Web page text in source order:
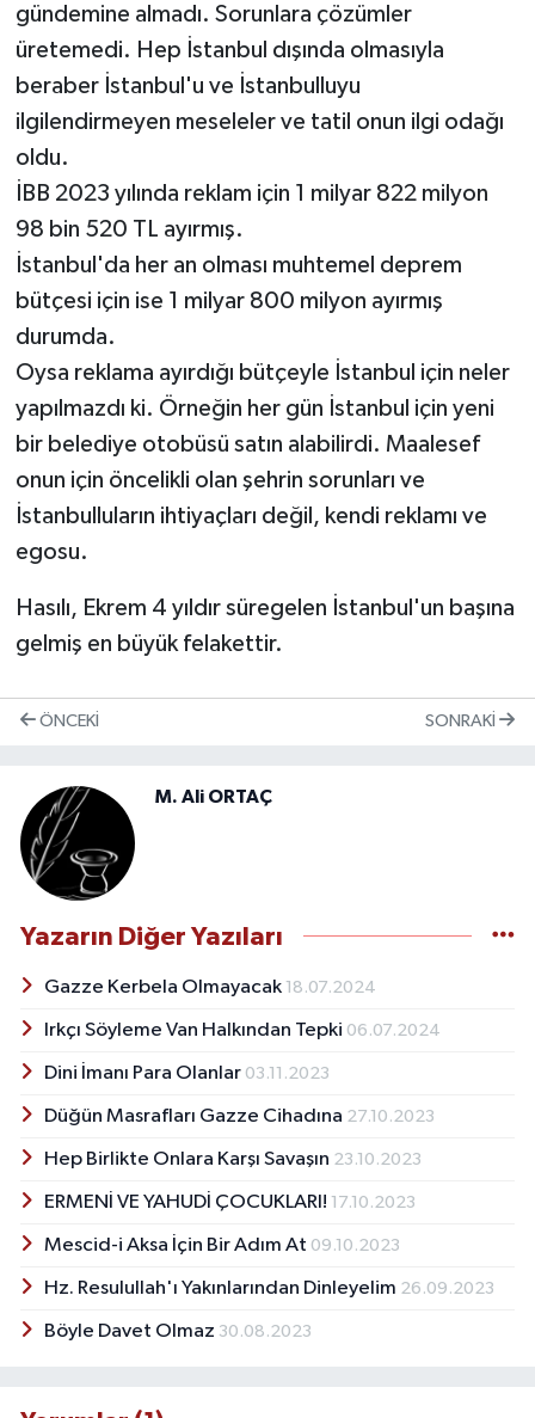
gündemine almadı. Sorunlara çözümler
üretemedi. Hep İstanbul dışında olmasıyla
beraber İstanbul'u ve İstanbulluyu
ilgilendirmeyen meseleler ve tatil onun ilgi odağı
oldu.
İBB 2023 yılında reklam için 1 milyar 822 milyon
98 bin 520 TL ayırmış.
İstanbul'da her an olması muhtemel deprem
bütçesi için ise 1 milyar 800 milyon ayırmış
durumda.
Oysa reklama ayırdığı bütçeyle İstanbul için neler
yapılmazdı ki. Örneğin her gün İstanbul için yeni
bir belediye otobüsü satın alabilirdi. Maalesef
onun için öncelikli olan şehrin sorunları ve
İstanbulluların ihtiyaçları değil, kendi reklamı ve
egosu.
Hasılı, Ekrem 4 yıldır süregelen İstanbul'un başına
gelmiş en büyük felakettir.
ÖNCEKI SONRAKI
M. Ali ORTAÇ
Yazarın Diğer Yazıları
Gazze Kerbela Olmayacak 18.07.2024
Irkçı Söyleme Van Halkından Tepki 06.07.2024
Dini İmanı Para Olanlar 03.11.2023
Düğün Masrafları Gazze Cihadına 27.10.2023
Hep Birlikte Onlara Karşı Savaşın 23.10.2023
ERMENİ VE YAHUDİ ÇOCUKLARI! 17.10.2023
Mescid-i Aksa İçin Bir Adım At 09.10.2023
Hz. Resulullah'ı Yakınlarından Dinleyelim 26.09.2023
Böyle Davet Olmaz 30.08.2023